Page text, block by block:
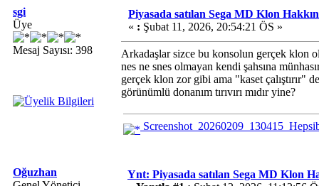
sgi
Üye
Mesaj Sayısı: 398
Piyasada satılan Sega MD Klon
« : Şubat 11, 2026, 20:54:21 ÖS »
Arkadaşlar sizce bu konsolun gerçek klon
nes ne snes olmayan kendi şahsına
gerçek klon zor gibi ama "kaset çalıştırır"
görünümlü donanım tırıvırı mıdır yine?
Oğuzhan
Ynt: Piyasada satılan Sega MD Klon